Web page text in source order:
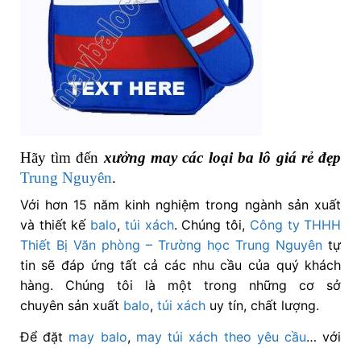
Hãy tìm đến xưởng may các loại ba lô giá rẻ đẹp
Trung Nguyên.
Với hơn 15 năm kinh nghiệm trong ngành sản xuất
và thiết kế balo, túi xách. Chúng tôi, Công ty THHH
Thiết Bị Văn phòng – Trường học Trung Nguyên tự
tin sẽ đáp ứng tất cả các nhu cầu của quý khách
hàng. Chúng tôi là một trong những cơ sở
chuyên sản xuất balo, túi xáchuy tín, chất lượng.
Để đặt may balo, may túi xách theo yêu cầu… với